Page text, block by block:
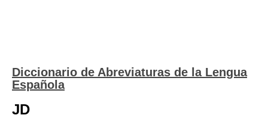
Diccionario de Abreviaturas de la Lengua
Española
JD